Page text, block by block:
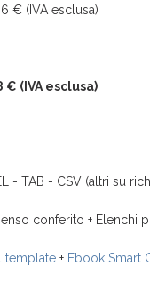
€ (IVA esclusa)
€ (IVA esclusa)
- TAB - CSV (altri su
conferito + Elenchi
template + Ebook Smart